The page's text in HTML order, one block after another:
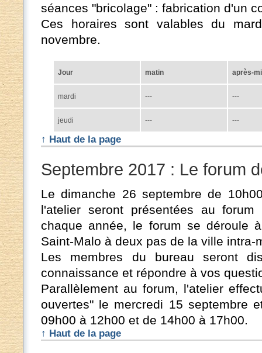
séances "bricolage" : fabrication d'un
Ces horaires sont valables du
novembre.
Jour matin après-
mardi --- ---
jeudi --- ---
↑ Haut de la page
Septembre 2017 : Le forum
Le dimanche 26 septembre de
l'atelier seront présentées au forum
chaque année, le forum se déroule
Saint-Malo à deux pas de la ville intra-
Les membres du bureau seront
connaissance et répondre à vos
Parallèlement au forum, l'atelier
ouvertes" le mercredi 15 septembre
09h00 à 12h00 et de 14h00 à 17h00.
↑ Haut de la page